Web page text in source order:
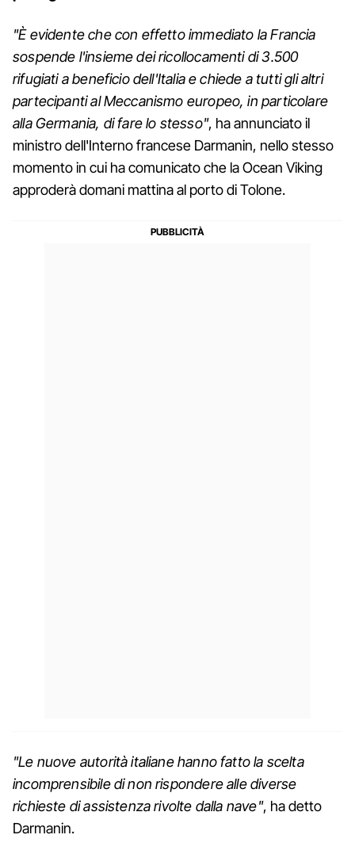
"È evidente che con effetto immediato la Francia
sospende l'insieme dei ricollocamenti di 3.500
rifugiati a beneficio dell'Italia e chiede a tutti gli altri
partecipanti al Meccanismo europeo, in particolare
alla Germania, di fare lo stesso", ha annunciato il
ministro dell'Interno francese Darmanin, nello stesso
momento in cui ha comunicato che la Ocean Viking
approderà domani mattina al porto di Tolone.
"Le nuove autorità italiane hanno fatto la scelta
incomprensibile di non rispondere alle diverse
richieste di assistenza rivolte dalla nave", ha detto
Darmanin.